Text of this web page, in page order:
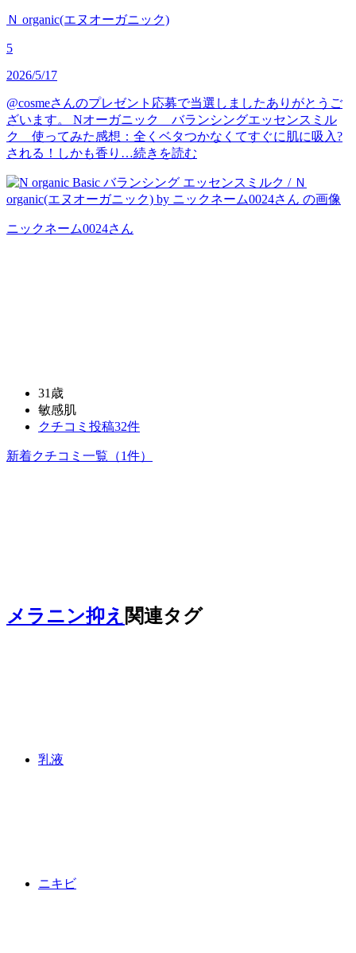
Ｎ organic(エヌオーガニック)
5
2026/5/17
@cosmeさんのプレゼント応募で当選しましたありがとうご
ざいます。 Nオーガニック バランシングエッセンスミル
ク 使ってみた感想：全くベタつかなくてすぐに肌に吸入?
される！しかも香り…続きを読む
ニックネーム0024さん
31歳
敏感肌
クチコミ投稿32件
新着クチコミ一覧 （1件）
メラニン抑え 関連タグ
乳液
ニキビ